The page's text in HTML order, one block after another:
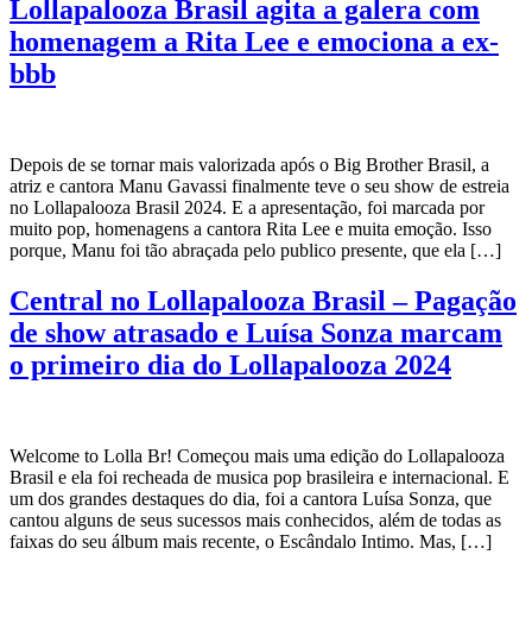
Lollapalooza Brasil agita a galera com
homenagem a Rita Lee e emociona a ex-
bbb
Depois de se tornar mais valorizada após o Big Brother Brasil, a
atriz e cantora Manu Gavassi finalmente teve o seu show de estreia
no Lollapalooza Brasil 2024. E a apresentação, foi marcada por
muito pop, homenagens a cantora Rita Lee e muita emoção. Isso
porque, Manu foi tão abraçada pelo publico presente, que ela […]
Central no Lollapalooza Brasil – Pagação
de show atrasado e Luísa Sonza marcam
o primeiro dia do Lollapalooza 2024
Welcome to Lolla Br! Começou mais uma edição do Lollapalooza
Brasil e ela foi recheada de musica pop brasileira e internacional. E
um dos grandes destaques do dia, foi a cantora Luísa Sonza, que
cantou alguns de seus sucessos mais conhecidos, além de todas as
faixas do seu álbum mais recente, o Escândalo Intimo. Mas, […]